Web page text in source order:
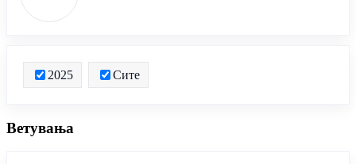
2025 Сите
Ветувања